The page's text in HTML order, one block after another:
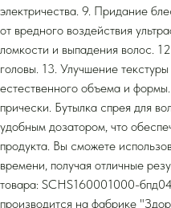
электричества. 9. Придание
от вредного воздействия
ломкости и выпадения волос.
головы. 13. Улучшение
естественного объема и
прически. Бутылка спрея для
удобным дозатором, что
продукта. Вы сможете
времени, получая отличные
товара: SCHS160001000-
производится на фабрике